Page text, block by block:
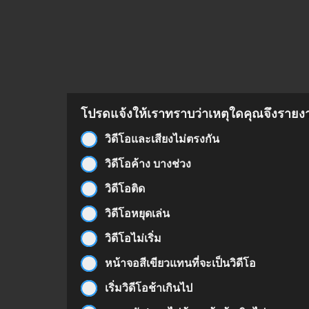
โปรดแจ้งให้เราทราบว่าเหตุใดคุณจึงราย
วิดีโอและเสียงไม่ตรงกัน
วิดีโอค้าง บางช่วง
วิดีโอติด
วิดีโอหยุดเล่น
วิดีโอไม่เริ่ม
หน้าจอสีเขียวแทนที่จะเป็นวิดีโอ
เริ่มวิดีโอช้าเกินไป